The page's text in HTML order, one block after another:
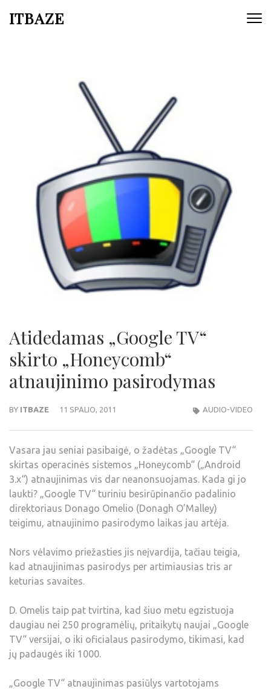
ITBAZE
Atidedamas „Google TV“
skirto „Honeycomb“
atnaujinimo pasirodymas
BY ITBAZE 11 SPALIO, 2011 AUDIO-VIDEO
Vasara jau seniai pasibaigė, o žadėtas „Google TV“
skirtas operacinės sistemos „Honeycomb“ („Android
3.x“) atnaujinimas vis dar neanonsuojamas. Kada gi jo
laukti? „Google TV“ turiniu besirūpinančio padalinio
direktoriaus Donago Omelio (Donagh O’Malley)
teigimu, atnaujinimo pasirodymo laikas jau artėja.
Nors vėlavimo priežasties jis neįvardija, tačiau teigia,
kad atnaujinimas pasirodys per artimiausias tris ar
keturias savaites.
D. Omelis taip pat tvirtina, kad šiuo metu egzistuoja
daugiau nei 250 programėlių, pritaikytų naujai „Google
TV“ versijai, o iki oficialaus pasirodymo, tikimasi, kad
jų padaugės iki 1000.
„Google TV“ atnaujinimas pasiūlys vartotojams